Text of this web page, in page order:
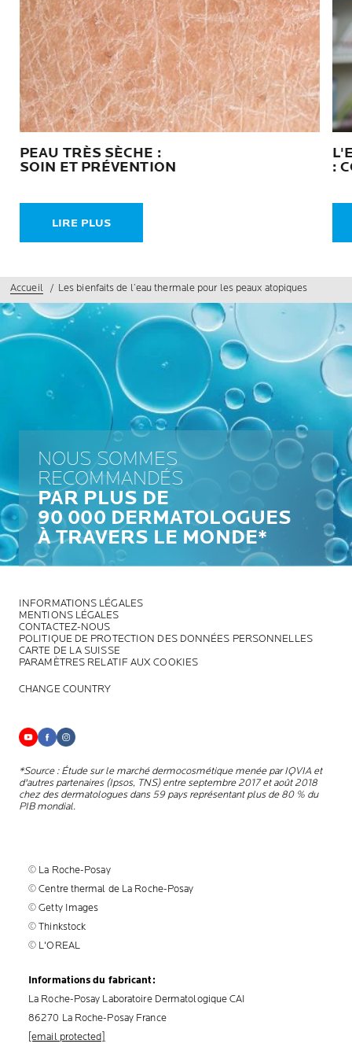
PEAU TRÈS SÈCHE :
SOIN ET PRÉVENTION
LIRE PLUS
:
Accueil Les bienfaits de l’eau thermale pour les peaux atopiques
NOUS SOMMES
RECOMMANDÉS
PAR PLUS DE
90 000 DERMATOLOGUES
À TRAVERS LE MONDE*
INFORMATIONS LÉGALES
MENTIONS LÉGALES
CONTACTEZ-NOUS
POLITIQUE DE PROTECTION DES DONNÉES PERSONNELLES
CARTE DE LA SUISSE
PARAMÈTRES RELATIF AUX COOKIES
CHANGE COUNTRY
*Source : Étude sur le marché dermocosmétique menée par IQVIA et
d'autres partenaires (Ipsos, TNS) entre septembre 2017 et août 2018
chez des dermatologues dans 59 pays représentant plus de 80 % du
PIB mondial.
© La Roche-Posay
© Centre thermal de La Roche-Posay
© Getty Images
© Thinkstock
© L'OREAL
Informations du fabricant:
La Roche-Posay Laboratoire Dermatologique CAI
86270 La Roche-Posay France
[email protected]